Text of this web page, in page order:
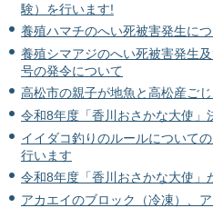
験）を行います!
養殖ハマチのへい死被害発生に
養殖シマアジのへい死被害発生
号の発令について
高松市の親子が地魚と高松産ご
令和8年度「香川おさかな大使」
イイダコ釣りのルールについて
行います
令和8年度「香川おさかな大使」
アカエイのブロック（冷凍）、